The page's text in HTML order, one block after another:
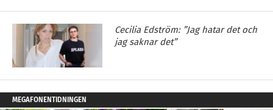
Cecilia Edström: ”Jag hatar det och
jag saknar det”
MEGAFONENTIDNINGEN